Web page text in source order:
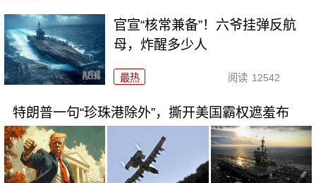
官宣“核常兼备”！六爷挂弹反航
母，炸醒多少人
最热 阅读 12542
特朗普一句“珍珠港除外”，撕开美国霸权遮羞布